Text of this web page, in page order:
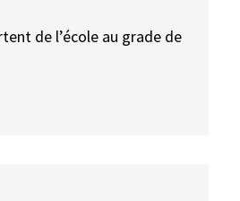
de l’école au grade de